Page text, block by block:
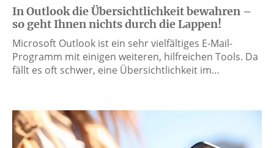
In Outlook die Übersichtlichkeit bewahren –
so geht Ihnen nichts durch die Lappen!
Microsoft Outlook ist ein sehr vielfältiges E-Mail-
Programm mit einigen weiteren, hilfreichen Tools. Da
fällt es oft schwer, eine Übersichtlichkeit im…